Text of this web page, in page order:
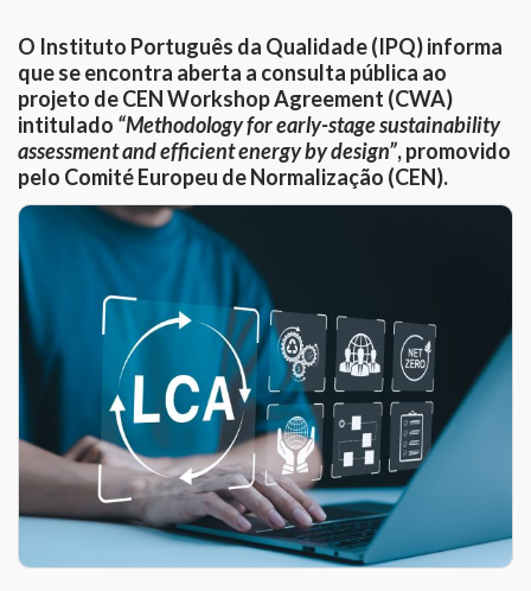
O Instituto Português da Qualidade (IPQ) informa
que se encontra aberta a consulta pública ao
projeto de CEN Workshop Agreement (CWA)
intitulado “Methodology for early-stage sustainability
assessment and efficient energy by design”, promovido
pelo Comité Europeu de Normalização (CEN).